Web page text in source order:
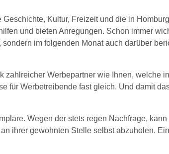
Kultur, Freizeit und die in
und bieten Anregungen. Schon immer
im folgenden Monat auch darüber
Werbepartner wie Ihnen, welche
für Werbetreibende fast gleich. Und damit
Wegen der stets regen Nachfrage,
ihrer gewohnten Stelle selbst abzuholen.